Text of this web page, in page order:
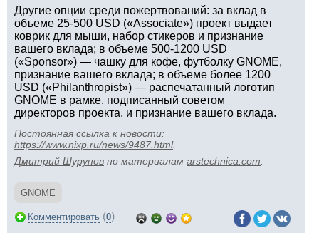
Другие опции среди пожертвований: за вклад в
объеме 25-500 USD («Associate») проект выдает
коврик для мыши, набор стикеров и признание
вашего вклада; в объеме 500-1200 USD
(«Sponsor») — чашку для кофе, футболку GNOME,
признание вашего вклада; в объеме более 1200
USD («Philanthropist») — распечатанный логотип
GNOME в рамке, подписанный советом
директоров проекта, и признание вашего вклада.
Постоянная ссылка к новости:
https://www.nixp.ru/news/9487.html.
Дмитрий Шурупов по материалам arstechnica.com
GNOME
Комментировать (0)